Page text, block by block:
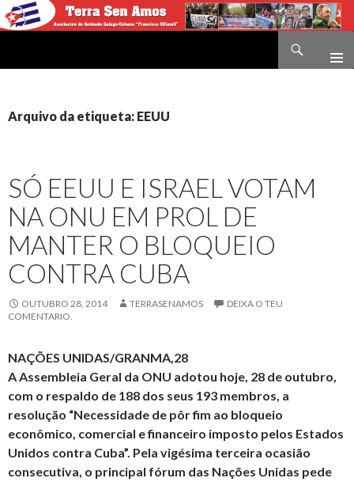
Arquivo da etiqueta: EEUU
SÓ EEUU E ISRAEL VOTAM
NA ONU EM PROL DE
MANTER O BLOQUEIO
CONTRA CUBA
OUTUBRO 28, 2014 TERRASENAMOS
DEIXA O TEU
COMENTARIO.
NAÇÕES UNIDAS/GRANMA,28
A Assembleia Geral da ONU adotou hoje, 28 de outubro,
com o respaldo de 188 dos seus 193 membros, a
resolução “Necessidade de pôr fim ao bloqueio
econômico, comercial e financeiro imposto pelos Estados
Unidos contra Cuba”. Pela vigésima terceira ocasião
consecutiva, o principal fórum das Nações Unidas pede